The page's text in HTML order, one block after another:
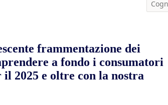
frammentazione dei
a fondo i consumatori
2025 e oltre con la nostra